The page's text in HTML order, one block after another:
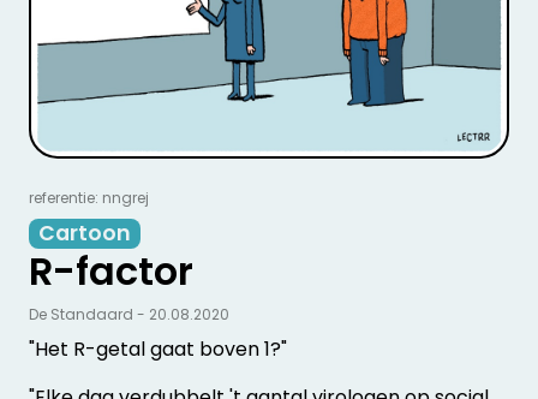
referentie: nngrej
Cartoon
R-factor
"Het R-getal gaat boven 1?"
De Standaard - 20.08.2020